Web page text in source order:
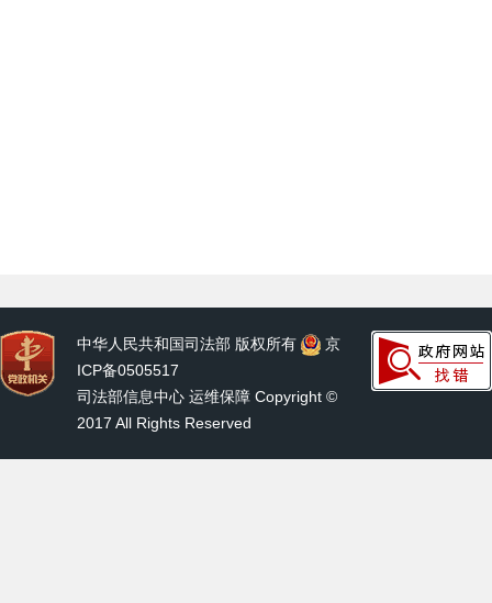
中华人民共和国司法部 版权所有
京
ICP备0505517
司法部信息中心 运维保障 Copyright ©
2017 All Rights Reserved